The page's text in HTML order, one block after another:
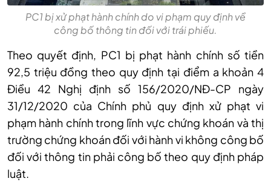
PC1 bị xử phạt hành chính do vi phạm quy định về
công bố thông tin đối với trái phiếu.
Theo quyết định, PC1 bị phạt hành chính số tiền
92,5 triệu đồng theo quy định tại điểm a khoản 4
Điều 42 Nghị định số 156/2020/NĐ-CP ngày
31/12/2020 của Chính phủ quy định xử phạt vi
phạm hành chính trong lĩnh vực chứng khoán và thị
trường chứng khoán đối với hành vi không công bố
đối với thông tin phải công bố theo quy định pháp
luật.